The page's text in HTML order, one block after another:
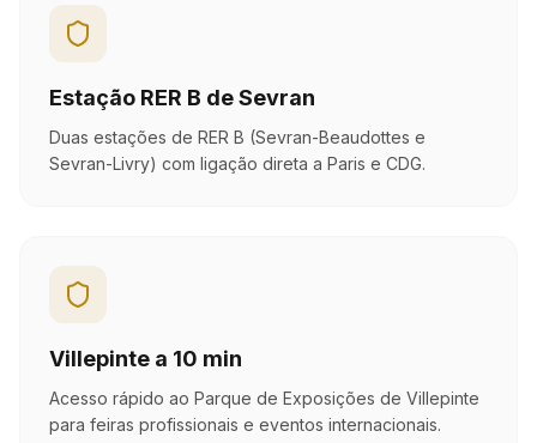
Estação RER B de Sevran
Duas estações de RER B (Sevran-Beaudottes e
Sevran-Livry) com ligação direta a Paris e CDG.
Villepinte a 10 min
Acesso rápido ao Parque de Exposições de Villepinte
para feiras profissionais e eventos internacionais.